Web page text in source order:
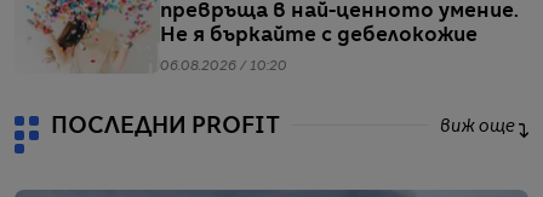
превръща в най-ценното умение.
Не я бъркайте с дебелокожие
06.08.2026 / 10:20
ПОСЛЕДНИ PROFIT виж още